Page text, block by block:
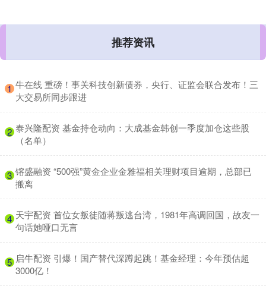
推荐资讯
1 ​牛在线 重磅！事关科技创新债券，央行、证监会联合发布！三
大交易所同步跟进
2 ​泰兴隆配资 基金持仓动向：大成基金韩创一季度加仓这些股
（名单）
3 ​镕盛融资 “500强”黄金企业金雅福相关理财项目逾期，总部已
搬离
4 ​天宇配资 首位女叛徒随蒋叛逃台湾，1981年高调回国，故友一
句话她哑口无言
5 ​启牛配资 引爆！国产替代深蹲起跳！基金经理：今年预估超
3000亿！